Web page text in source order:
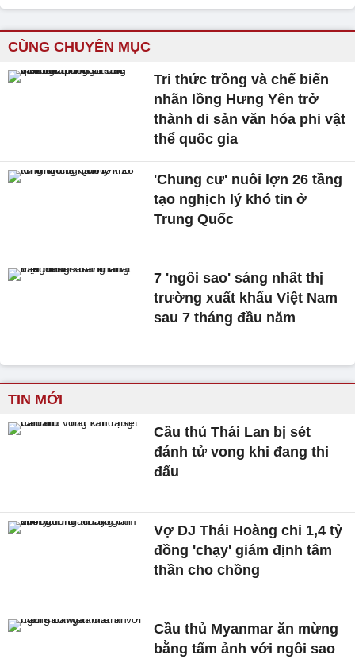
CÙNG CHUYÊN MỤC
Tri thức trồng và chế biến
nhãn lồng Hưng Yên trở
thành di sản văn hóa phi vật
thể quốc gia
'Chung cư' nuôi lợn 26 tầng
tạo nghịch lý khó tin ở
Trung Quốc
7 'ngôi sao' sáng nhất thị
trường xuất khẩu Việt Nam
sau 7 tháng đầu năm
TIN MỚI
Cầu thủ Thái Lan bị sét
đánh tử vong khi đang thi
đấu
Vợ DJ Thái Hoàng chi 1,4 tỷ
đồng 'chạy' giám định tâm
thần cho chồng
Cầu thủ Myanmar ăn mừng
bằng tấm ảnh với ngôi sao